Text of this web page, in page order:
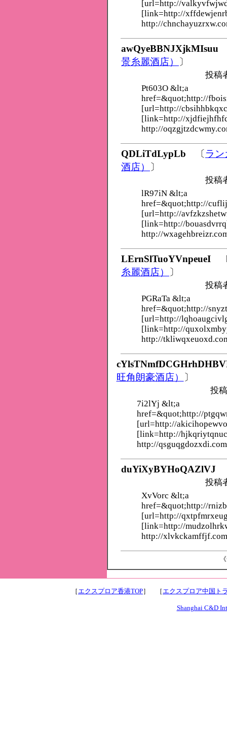
[url=http://
[link=http://
http://
awQyeBBNJXjkMIsuu
景糸麗酒店） 〕
投稿
Pt603O &lt;a
href=&quot;http://
[url=http://
[link=http://
http://
QDLiTdLypLb 〔ラ
酒店） 〕
投稿
lR97iN &lt;a
href=&quot;http://
[url=http://
[link=http://
http://
LErnSlTuoYVnpeueI
糸麗酒店） 〕
投稿
PGRaTa &lt;a
href=&quot;http://
[url=http://
[link=http://
http://
旺角朗豪酒店）
〕
投
7i2lYj &lt;a
href=&quot;http://
[url=http://
[link=http://
http://
duYiXyBYHoQAZlVJ
投稿
XvVorc &lt;a
href=&quot;http://
[url=http://
[link=http://
http://
［ エクスプロア香港TOP］ ［ エクスプロア中国ト
Shanghai C&D